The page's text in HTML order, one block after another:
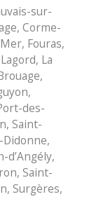
sur-
Corme-
Fouras,
La
des-
Saint-
d’Angély,
Saint-
Surgères,